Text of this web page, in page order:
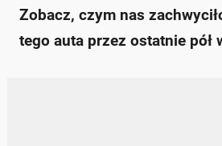
Zobacz, czym nas
tego auta przez ostatnie pół